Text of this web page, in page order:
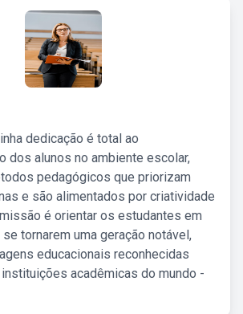
dedicação é total ao
dos alunos no ambiente escolar,
pedagógicos que priorizam
e são alimentados por criatividade
é orientar os estudantes em
se tornarem uma geração notável,
educacionais reconhecidas
acadêmicas do mundo -